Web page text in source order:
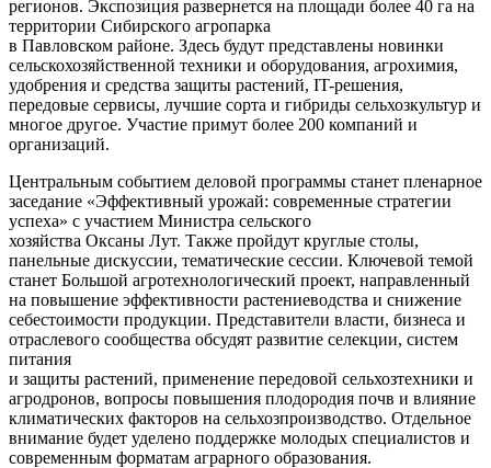
регионов. Экспозиция развернется на площади более 40 га на
территории Сибирского агропарка
в Павловском районе. Здесь будут представлены новинки
сельскохозяйственной техники и оборудования, агрохимия,
удобрения и средства защиты растений, IT-решения,
передовые сервисы, лучшие сорта и гибриды сельхозкультур и
многое другое. Участие примут более 200 компаний и
организаций.
Центральным событием деловой программы станет пленарное
заседание «Эффективный урожай: современные стратегии
успеха» с участием Министра сельского
хозяйства Оксаны Лут. Также пройдут круглые столы,
панельные дискуссии, тематические сессии. Ключевой темой
станет Большой агротехнологический проект, направленный
на повышение эффективности растениеводства и снижение
себестоимости продукции. Представители власти, бизнеса и
отраслевого сообщества обсудят развитие селекции, систем
питания
и защиты растений, применение передовой сельхозтехники и
агродронов, вопросы повышения плодородия почв и влияние
климатических факторов на сельхозпроизводство. Отдельное
внимание будет уделено поддержке молодых специалистов и
современным форматам аграрного образования.